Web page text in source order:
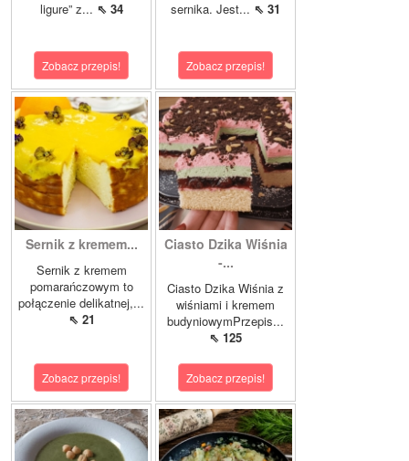
ligure” z... ⇖ 34
Zobacz przepis!
sernika. Jest... ⇖ 31
Zobacz przepis!
Sernik z kremem...
Sernik z kremem
pomarańczowym to
połączenie delikatnej,...
⇖ 21
Zobacz przepis!
Ciasto Dzika Wiśnia
-...
Ciasto Dzika Wiśnia z
wiśniami i kremem
budyniowymPrzepis...
⇖ 125
Zobacz przepis!